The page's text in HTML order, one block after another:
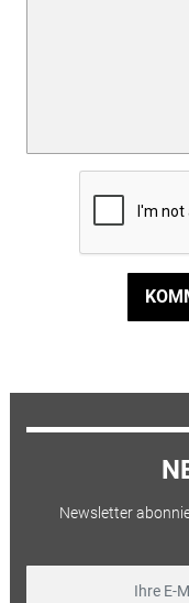
Newsletter